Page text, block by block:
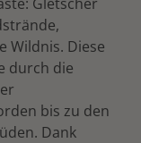
Wildnis. Diese
durch die
bis zu den
Dank